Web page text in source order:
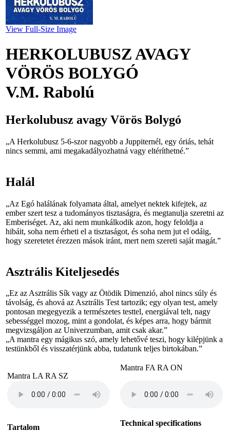
View Full-Size Image
HERKOLUBUSZ AVAGY
VÖRÖS BOLYGÓ
V.M. Rabolú
Herkolubusz avagy Vörös Bolygó
„A Herkolubusz 5-6-szor nagyobb a Juppiternél, egy óriás, tehát
nincs semmi, ami megakadályozhatná vagy eltérít­hetné.”
Halál
„Az Egó halálának folyamata által, ame­lyet nektek kifejtek, az
ember szert tesz a tu­do­mányos tisztaságra, és megtanulja sze­ret­ni az
Emberiséget. Az, aki nem munkálko­dik azon, hogy feloldja a
hibáit, soha nem érheti el a tisztaságot, és soha nem jut el odá­ig,
hogy szeretetet érezzen mások iránt, mert nem szereti saját magát.”
Asztrális Kiteljesedés
„Ez az Asztrális Sík vagy az Ötödik Di­menzió, ahol nincs súly és
távolság, és aho­vá az Asztrális Test tartozik; egy olyan test, amely
pontosan megegyezik a természetes testtel, energiával telt, nagy
sebességgel mo­zog, mint a gondolat, és képes arra, hogy bár­mit
megvizsgáljon az Univerzumban, amit csak akar.”
„A mantra egy mágikus szó, amely lehetővé teszi, hogy kilépjünk a
tes­tünk­ből és vissza­tér­jünk abba, tudatunk tel­jes birtokában.”
Mantra LA RA SZ
Mantra FA RA ON
Tartalom Technical specifications